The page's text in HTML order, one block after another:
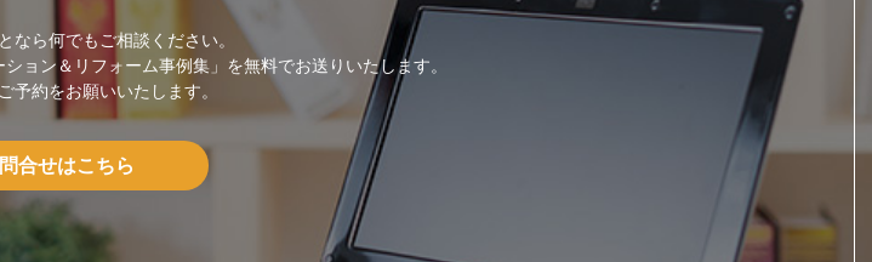
なら何でもご相談ください。
ョン＆リフォーム事例集」を無料でお送りいたします。
予約をお願いいたします。
合せはこちら